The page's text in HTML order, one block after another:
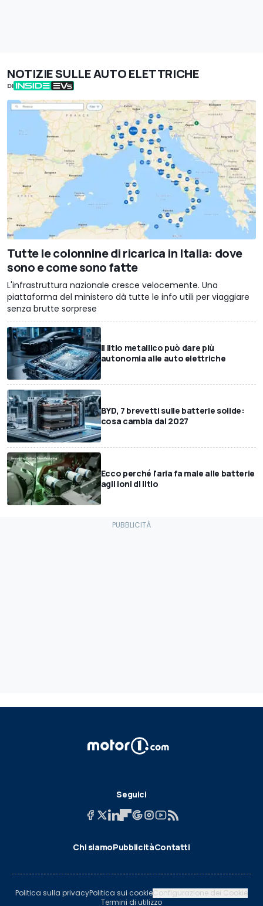
NOTIZIE SULLE AUTO ELETTRICHE
DI
Tutte le colonnine di ricarica in Italia: dove
sono e come sono fatte
L'infrastruttura nazionale cresce velocemente. Una
piattaforma del ministero dà tutte le info utili per viaggiare
senza brutte sorprese
Il litio metallico può dare più
autonomia alle auto elettriche
BYD, 7 brevetti sulle batterie solide:
cosa cambia dal 2027
Ecco perché l'aria fa male alle batterie
agli ioni di litio
Seguici
Chi siamoPubblicitàContatti
Politica sulla privacyPolitica sui cookieConfigurazione dei Cookie
Termini di utilizzo